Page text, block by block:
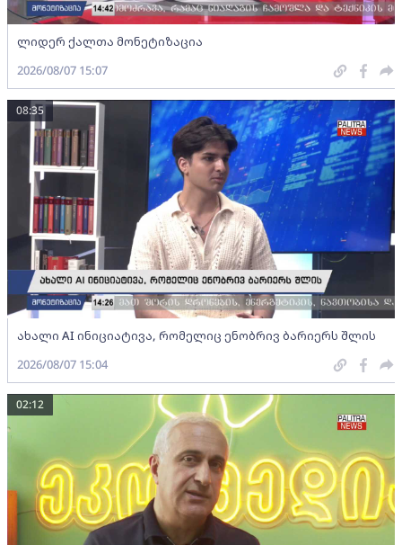
ლიდერ ქალთა მონეტიზაცია
2026/08/07 15:07
ახალი AI ინიციატივა, რომელიც ენობრივ ბარიერს შლის
08:35
2026/08/07 15:04
02:12